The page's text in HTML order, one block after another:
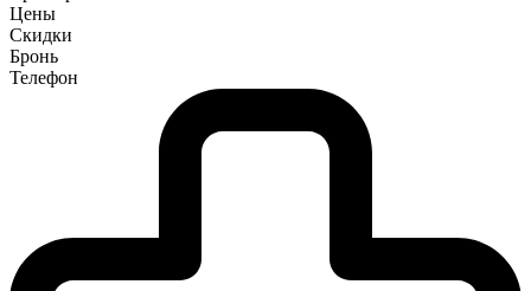
Цены
Скидки
Бронь
Телефон